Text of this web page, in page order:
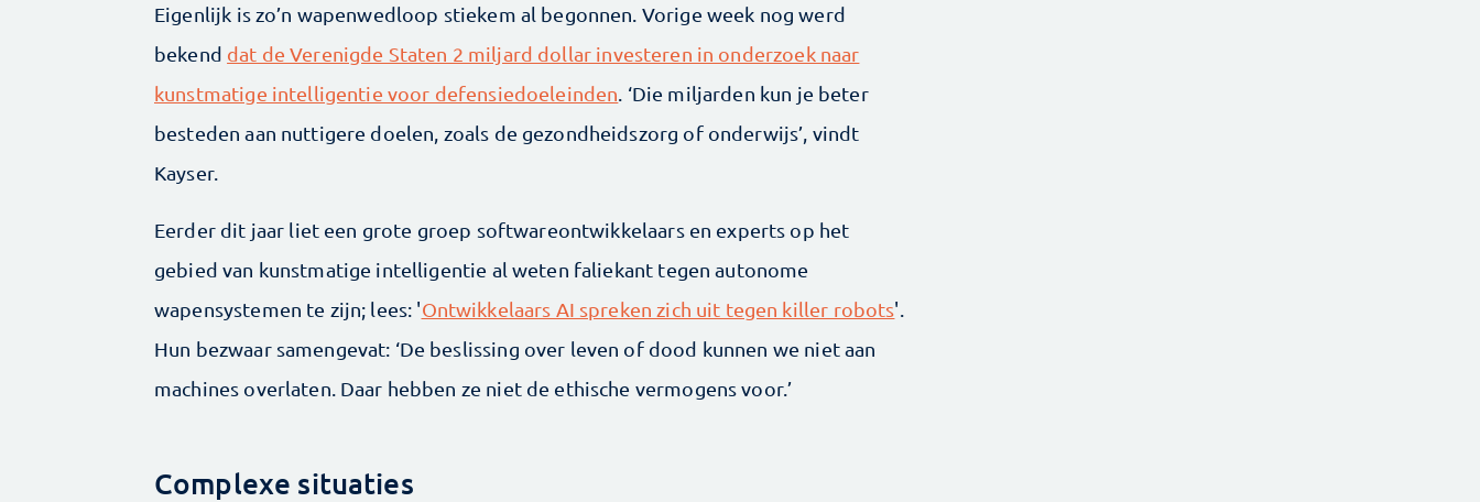
Eigenlijk is zo’n wapenwedloop stiekem al begonnen. Vorige week nog werd
bekend dat de Verenigde Staten 2 miljard dollar investeren in onderzoek naar
kunstmatige intelligentie voor defensiedoeleinden . ‘Die miljarden kun je beter
besteden aan nuttigere doelen, zoals de gezondheidszorg of onderwijs’, vindt
Kayser.
Eerder dit jaar liet een grote groep softwareontwikkelaars en experts op het
gebied van kunstmatige intelligentie al weten faliekant tegen autonome
wapensystemen te zijn; lees: 'Ontwikkelaars AI spreken zich uit tegen killer robots'.
Hun bezwaar samengevat: ‘De beslissing over leven of dood kunnen we niet aan
machines overlaten. Daar hebben ze niet de ethische vermogens voor.’
Complexe situaties